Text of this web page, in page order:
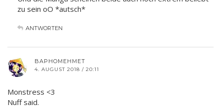
zu sein oO *autsch*
ANTWORTEN
BAPHOMEHMET
4. AUGUST 2018 / 20:11
Monstress <3
Nuff said.